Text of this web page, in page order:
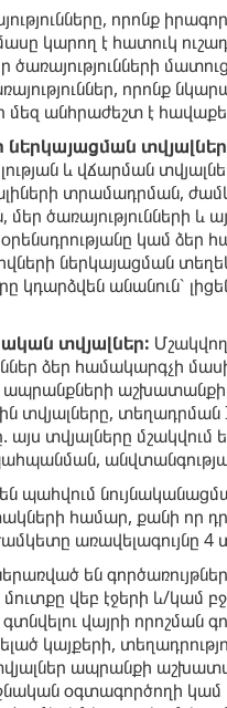
որոնք
կարող է հատուկ
ծառայությունների
որոնք
անհրաժեշտ է հավաքել
ներկայացման
և վճարման
տրամադրման,
մեր ծառայությունների
օրենսդրությանը կամ
ներկայացման
կդարձվեն անանուն՝
տվյալներ:
ձեր համակարգչի
ապրանքների
տեղադրման
տվյալները մշակվում
պահվում
համար, քանի որ
առավելագույնը 4
են
վեբ էջերի և/կամ
վայրի որոշման
կայքերի,
ապրանքի
օգտագործողի